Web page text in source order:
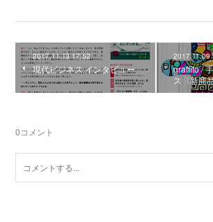
2017.11.13 17:52
現代ビジネス インタビュー
2017.11.09
graffito /
ス〈新商
0コメント